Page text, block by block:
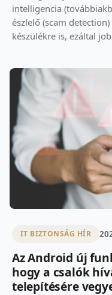
intelligencia
észlelő (scam
készülékre is, ezáltal
IT BIZTONSÁG HÍR
Az Android új
hogy a csalók
telepítésére